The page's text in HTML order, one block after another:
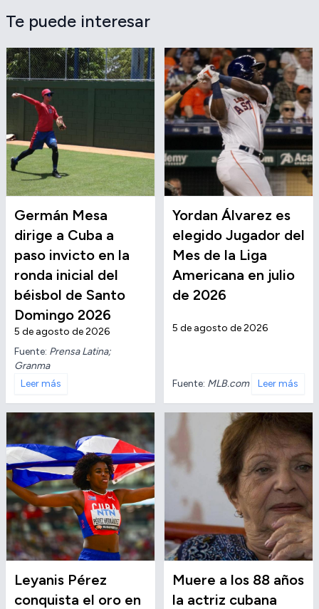
Te puede interesar
Germán Mesa
dirige a Cuba a
paso invicto en la
ronda inicial del
béisbol de Santo
Domingo 2026
5 de agosto de 2026
Fuente: Prensa Latina;
Granma
Leer más
Yordan Álvarez es
elegido Jugador del
Mes de la Liga
Americana en julio
de 2026
5 de agosto de 2026
Fuente: MLB.com Leer más
Leyanis Pérez
conquista el oro en
Muere a los 88 años
la actriz cubana